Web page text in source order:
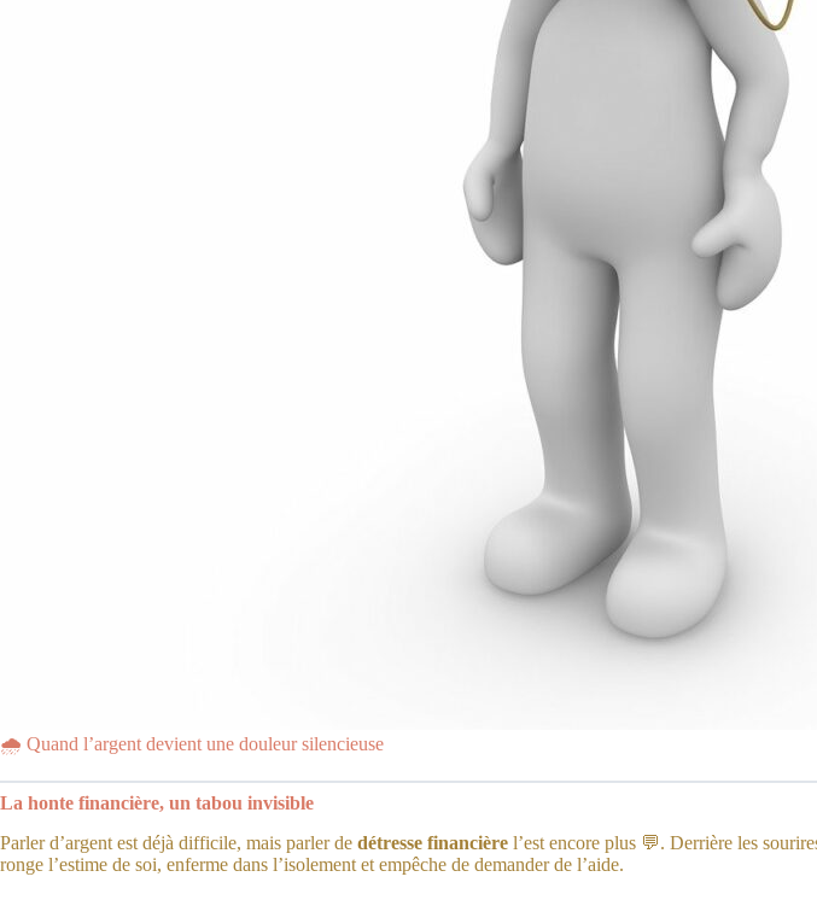
🌧️ Quand l’argent devient une douleur silencieuse
La honte financière, un tabou invisible
Parler d’argent est déjà difficile, mais parler de détresse financière l’est encore plus 💬. Derrière les
ronge l’estime de soi, enferme dans l’isolement et empêche de demander de l’aide.